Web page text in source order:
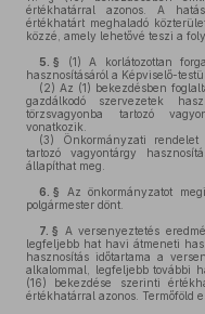
értékhatárral azonos. A
értékhatárt meghaladó
közzé, amely lehetővé teszi a
5. § (1) A korlátozottan
hasznosításáról a Képviselő-
(2) Az (1) bekezdésben
gazdálkodó szervezetek
törzsvagyonba tartozó
vonatkozik.
(3) Önkormányzati rendelet
tartozó vagyontárgy
állapíthat meg.
6. § Az önkormányzatot
polgármester dönt.
7. § A versenyeztetés
legfeljebb hat havi átmeneti
hasznosítás időtartama a
alkalommal, legfeljebb további
(16) bekezdése szerinti
értékhatárral azonos. Termőföld